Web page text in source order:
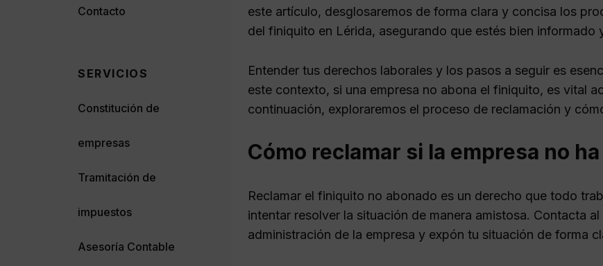
este artículo, desglosaremos de forma clara y concisa los
del finiquito en Lérida, asegurando que estés bien informado
Entender tus derechos laborales y los pasos a seguir es
este contexto, si una empresa no abona el finiquito, es vital
continuación, exploraremos el proceso de reclamación y
Cómo reclamar si la empresa no
Reclamar el finiquito no abonado es un derecho que todo
intentar resolver la situación de manera amistosa. Contacta
administración de la empresa y expón tu situación de forma
Contacto
SERVICIOS
Constitución de
empresas
Tramitación de
impuestos
Asesoría Contable